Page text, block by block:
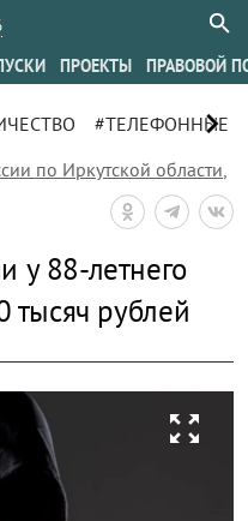
ПРОЕКТЫ ПРАВОВОЙ
#ТЕЛЕФОННЫЕ
chevron_right
по Иркутской области,
у 88-летнего
тысяч рублей
zoom_out_map